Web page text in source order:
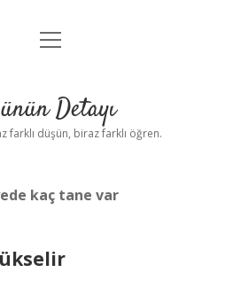
Anasayfa
Yasal Uyarı
menüyü
Detayı
farklı düşün, biraz farklı öğren.
kaç tane var